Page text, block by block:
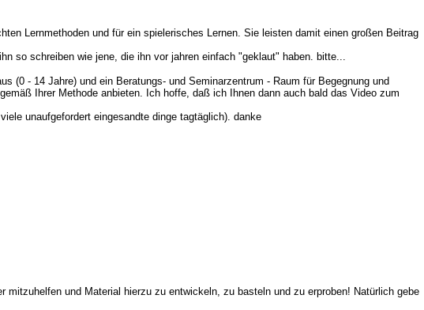
Lernmethoden und für ein spielerisches Lernen. Sie leisten damit einen großen Beitrag
so schreiben wie jene, die ihn vor jahren einfach "geklaut" haben. bitte...
(0 - 14 Jahre) und ein Beratungs- und Seminarzentrum - Raum für Begegnung und
Ihrer Methode anbieten. Ich hoffe, daß ich Ihnen dann auch bald das Video zum
unaufgefordert eingesandte dinge tagtäglich). danke
und Material hierzu zu entwickeln, zu basteln und zu erproben! Natürlich gebe